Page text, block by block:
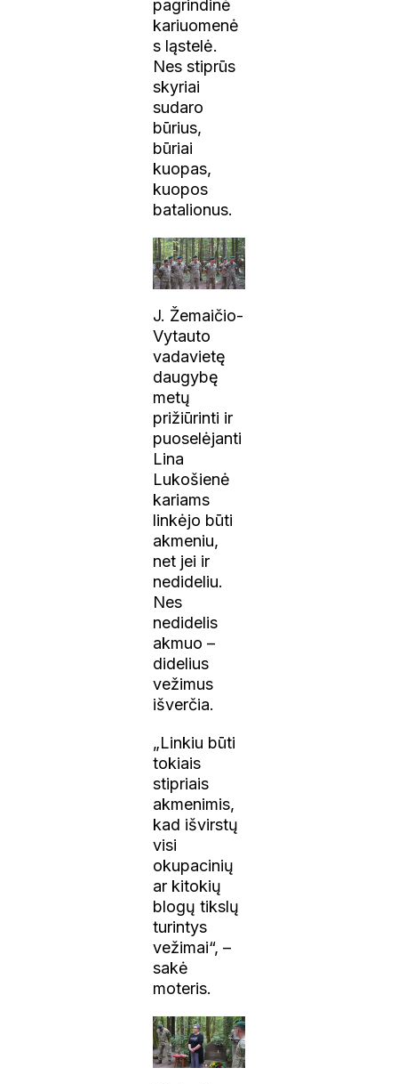
pagrindinė
kariuomenė
s ląstelė.
Nes stiprūs
skyriai
sudaro
būrius,
būriai
kuopas,
kuopos
batalionus.
J. Žemaičio-
Vytauto
vadavietę
daugybę
metų
prižiūrinti ir
puoselėjanti
Lina
Lukošienė
kariams
linkėjo būti
akmeniu,
net jei ir
nedideliu.
Nes
nedidelis
akmuo –
didelius
vežimus
išverčia.
„Linkiu būti
tokiais
stipriais
akmenimis,
kad išvirstų
visi
okupacinių
ar kitokių
blogų tikslų
turintys
vežimai“, –
sakė
moteris.